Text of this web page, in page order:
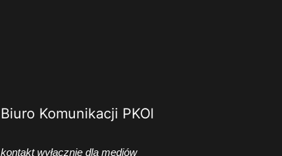
Biuro Komunikacji PKOl
kontakt wyłącznie dla mediów